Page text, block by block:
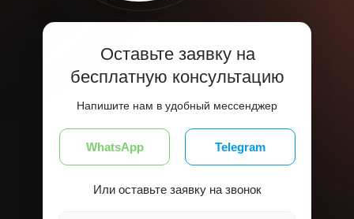
Оставьте заявку на
бесплатную консультацию
Напишите нам в удобный мессенджер
Telegram
Или оставьте заявку на звонок
WhatsApp